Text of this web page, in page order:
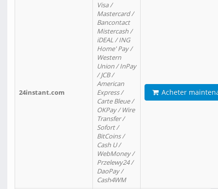
24instant.com
Visa /
Mastercard /
Bancontact
Mistercash /
iDEAL / ING
Home' Pay /
Western
Union / InPay
/ JCB /
American
Express /
Carte Bleue /
OKPay / Wire
Transfer /
Sofort /
BitCoins /
Cash U /
WebMoney /
Przelewy24 /
DaoPay /
Cash4WM
Acheter